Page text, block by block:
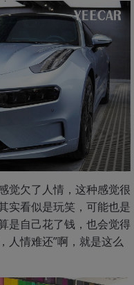
觉欠了人情，这种感觉很
实看似是玩笑，可能也是
是自己花了钱，也会觉得
人情难还”啊，就是这么